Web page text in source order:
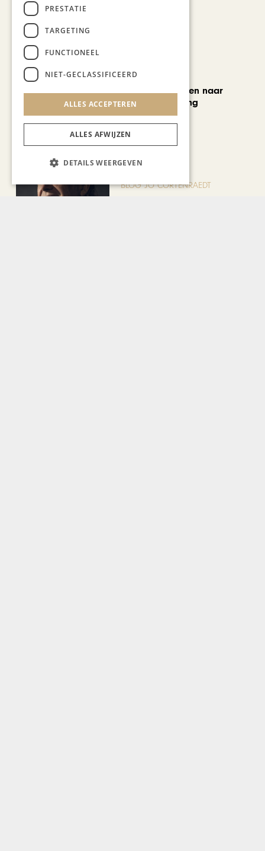
MODE & BEAUTY
Van koopjesjagen naar
curated shopping
BLOG JO CORTENRAEDT
PRESTATIE
TARGETING
FUNCTIONEEL
NIET-GECLASSIFICEERD
ALLES ACCEPTEREN
ALLES AFWIJZEN
DETAILS WEERGEVEN